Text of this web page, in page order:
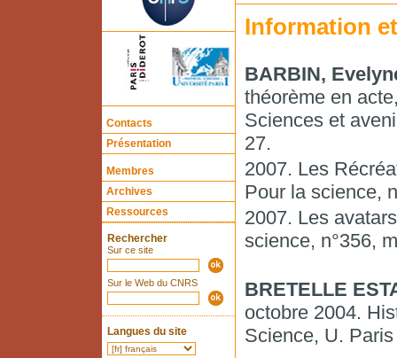
Contacts
Présentation
Membres
Archives
Ressources
Rechercher
Sur ce site
Sur le Web du CNRS
Langues du site
Information
BARBIN,
théorème en
Sciences et
27.
2007. Les
Pour la science,
2007. Les
science, n°356,
BRETELLE
octobre 2004.
Science, U. Paris